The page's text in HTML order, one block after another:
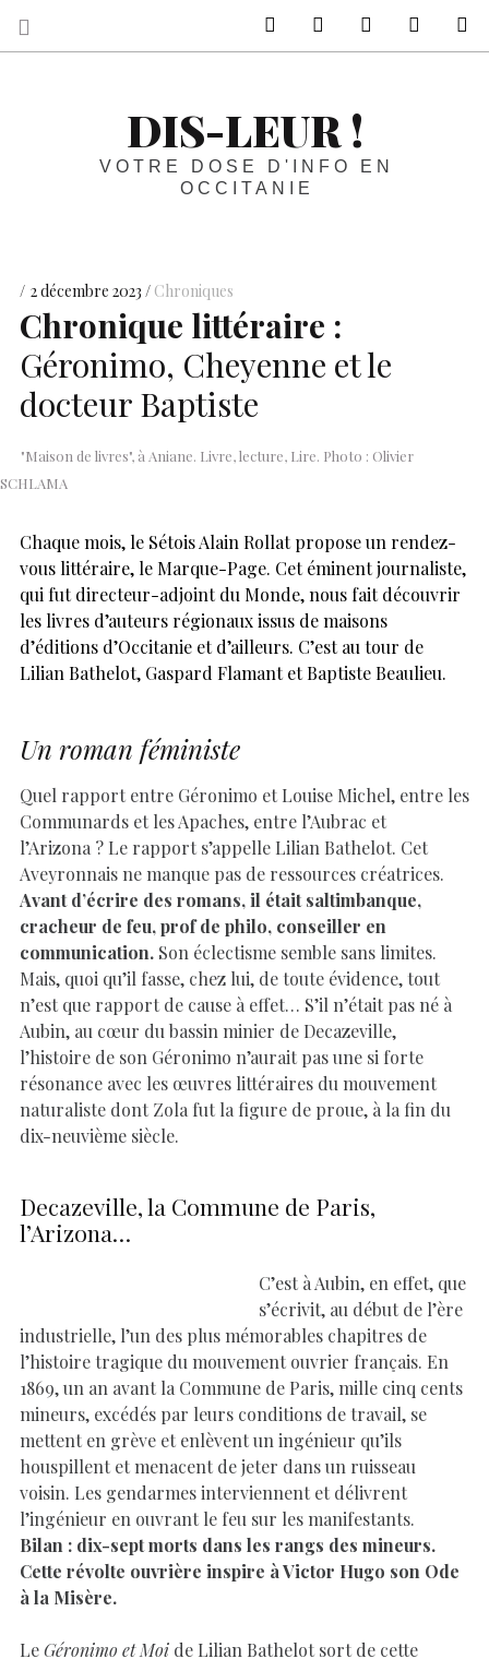
DIS-LEUR !
VOTRE DOSE D'INFO EN
OCCITANIE
2 décembre 2023 Chroniques
Chronique littéraire :
Géronimo, Cheyenne et le
docteur Baptiste
"Maison de livres", à Aniane. Livre, lecture, Lire. Photo : Olivier
SCHLAMA
Chaque mois, le Sétois Alain Rollat propose un rendez-
vous littéraire, le Marque-Page. Cet éminent journaliste,
qui fut directeur-adjoint du Monde, nous fait découvrir
les livres d’auteurs régionaux issus de maisons
d’éditions d’Occitanie et d’ailleurs. C’est au tour de
Lilian Bathelot, Gaspard Flamant et Baptiste Beaulieu.
Un roman féministe
Quel rapport entre Géronimo et Louise Michel, entre les
Communards et les Apaches, entre l’Aubrac et
l’Arizona ? Le rapport s’appelle Lilian Bathelot. Cet
Aveyronnais ne manque pas de ressources créatrices.
Avant d’écrire des romans, il était saltimbanque,
cracheur de feu, prof de philo, conseiller en
communication. Son éclectisme semble sans limites.
Mais, quoi qu’il fasse, chez lui, de toute évidence, tout
n’est que rapport de cause à effet… S’il n’était pas né à
Aubin, au cœur du bassin minier de Decazeville,
l’histoire de son Géronimo n’aurait pas une si forte
résonance avec les œuvres littéraires du mouvement
naturaliste dont Zola fut la figure de proue, à la fin du
dix-neuvième siècle.
Decazeville, la Commune de Paris,
l’Arizona…
C’est à Aubin, en effet, que
s’écrivit, au début de l’ère
industrielle, l’un des plus mémorables chapitres de
l’histoire tragique du mouvement ouvrier français. En
1869, un an avant la Commune de Paris, mille cinq cents
mineurs, excédés par leurs conditions de travail, se
mettent en grève et enlèvent un ingénieur qu’ils
houspillent et menacent de jeter dans un ruisseau
voisin. Les gendarmes interviennent et délivrent
l’ingénieur en ouvrant le feu sur les manifestants.
Bilan : dix-sept morts dans les rangs des mineurs.
Cette révolte ouvrière inspire à Victor Hugo son Ode
à la Misère.
LeGéronimo et Moi de Lilian Bathelot sort de cette